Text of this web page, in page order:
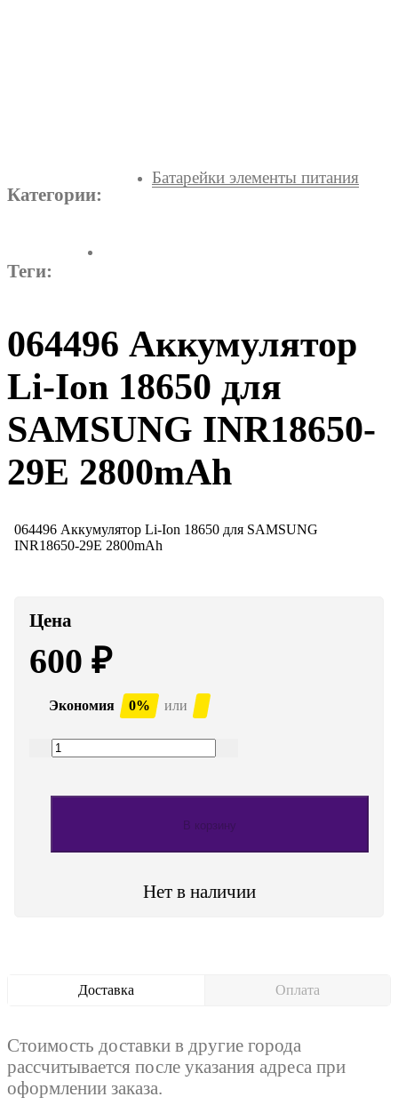
Категории:
Батарейки элементы питания
Теги:
064496 Аккумулятор
Li-Ion 18650 для
SAMSUNG INR18650-
29E 2800mAh
064496 Аккумулятор Li-Ion 18650 для SAMSUNG
INR18650-29E 2800mAh
Цена
600 ₽
Экономия 0% или
В корзину
Нет в наличии
Доставка Оплата
Стоимость доставки в другие города
рассчитывается после указания адреса при
оформлении заказа.